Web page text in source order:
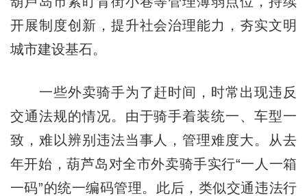
开展制度创新，提升社会治理能力，夯实文明
城市建设基石。
一些外卖骑手为了赶时间，时常出现违反
交通法规的情况。由于骑手着装统一、车型一
致，难以辨别违法当事人，管理难度大。从去
年开始，葫芦岛对全市外卖骑手实行“一人一箱
一码”的统一编码管理。此后，类似交通违法行